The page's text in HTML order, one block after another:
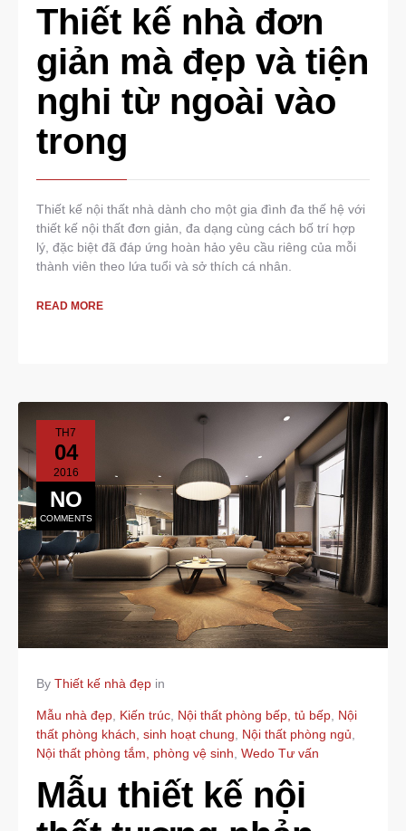
Thiết kế nhà đơn
giản mà đẹp và tiện
nghi từ ngoài vào
trong
Thiết kế nội thất nhà dành cho một gia đình đa thế hệ với
thiết kế nội thất đơn giản, đa dạng cùng cách bố trí hợp
lý, đặc biệt đã đáp ứng hoàn hảo yêu cầu riêng của mỗi
thành viên theo lứa tuổi và sở thích cá nhân.
READ MORE
TH7
04
2016
NO
COMMENTS
By Thiết kế nhà đẹp in
Mẫu nhà đẹp Kiến trúc Nội thất phòng bếp, tủ bếp Nội
thất phòng khách, sinh hoạt chung
Nội thất phòng ngủ
Nội thất phòng tắm, phòng vệ sinh Wedo Tư vấn
Mẫu thiết kế nội